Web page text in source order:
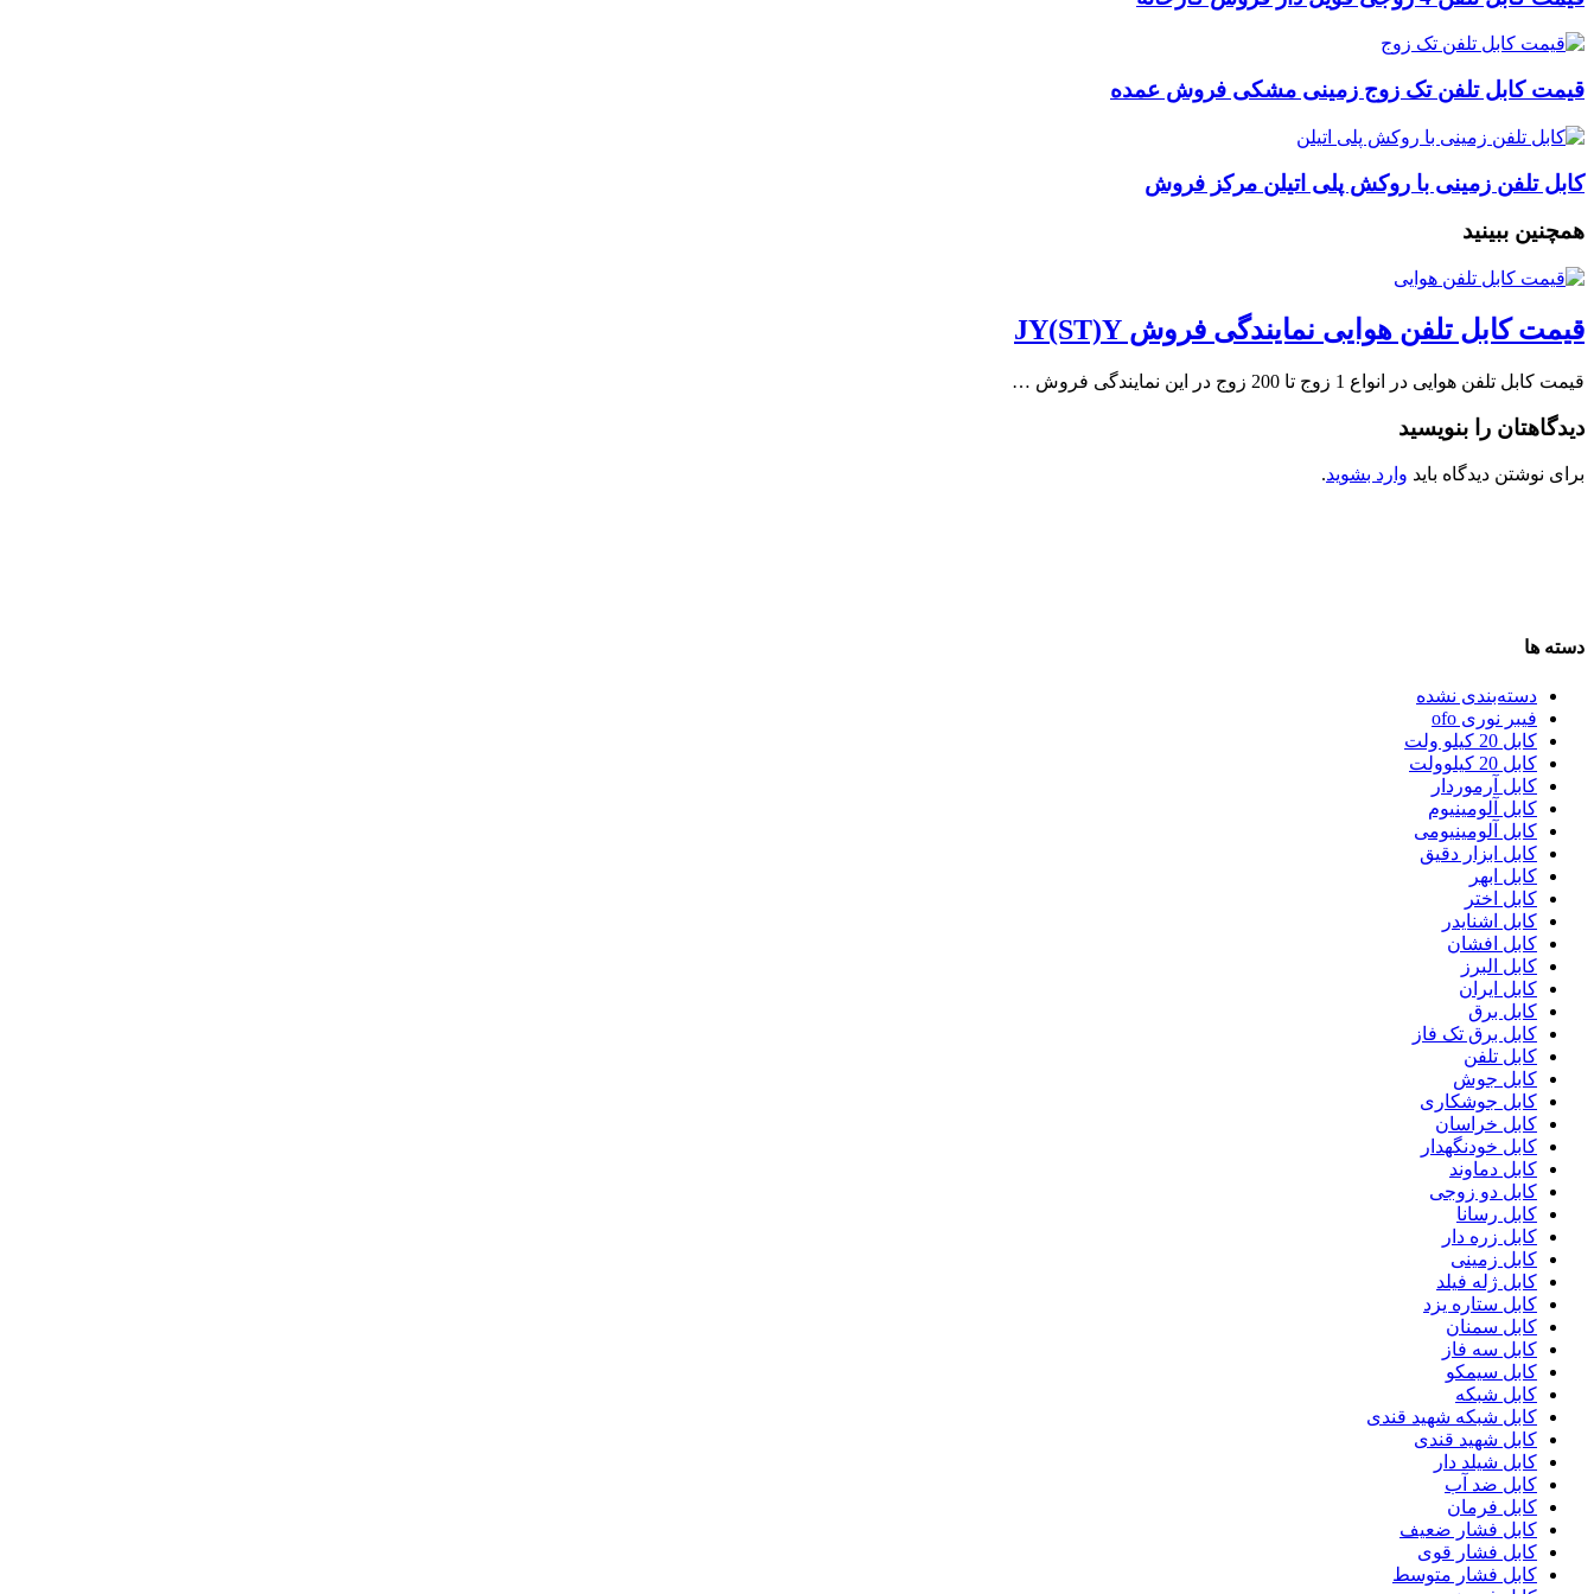
قیمت کابل تلفن تک زوج زمینی مشکی فروش عمده
کابل تلفن زمینی با روکش پلی اتیلن مرکز فروش
همچنین ببینید
قیمت کابل تلفن هوایی نمایندگی فروش JY(ST)Y
قیمت کابل تلفن هوایی در انواع 1 زوج تا 200 زوج در این نمایندگی فروش …
دیدگاهتان را بنویسید
برای نوشتن دیدگاه باید وارد بشوید.
دسته ها
دسته‌بندی نشده
فیبر نوری ofo
کابل 20 کیلو ولت
کابل 20 کیلوولت
کابل آرموردار
کابل آلومینیوم
کابل آلومینیومی
کابل ابزار دقیق
کابل ابهر
کابل اختر
کابل اشنایدر
کابل افشان
کابل البرز
کابل ایران
کابل برق
کابل برق تک فاز
کابل تلفن
کابل جوش
کابل جوشکاری
کابل خراسان
کابل خودنگهدار
کابل دماوند
کابل دو زوجی
کابل رسانا
کابل زره دار
کابل زمینی
کابل ژله فیلد
کابل ستاره یزد
کابل سمنان
کابل سه فاز
کابل سیمکو
کابل شبکه
کابل شبکه شهید قندی
کابل شهید قندی
کابل شیلد دار
کابل ضد آب
کابل فرمان
کابل فشار ضعیف
کابل فشار قوی
کابل فشار متوسط